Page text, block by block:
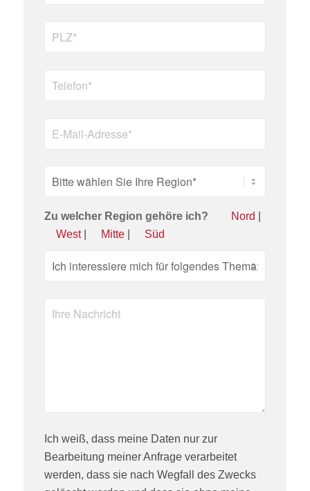
Zu welcher Region gehöre ich? Nord
West| Mitte| Süd
Ich weiß, dass meine Daten nur zur
Bearbeitung meiner Anfrage verarbeitet
werden, dass sie nach Wegfall des Zwecks